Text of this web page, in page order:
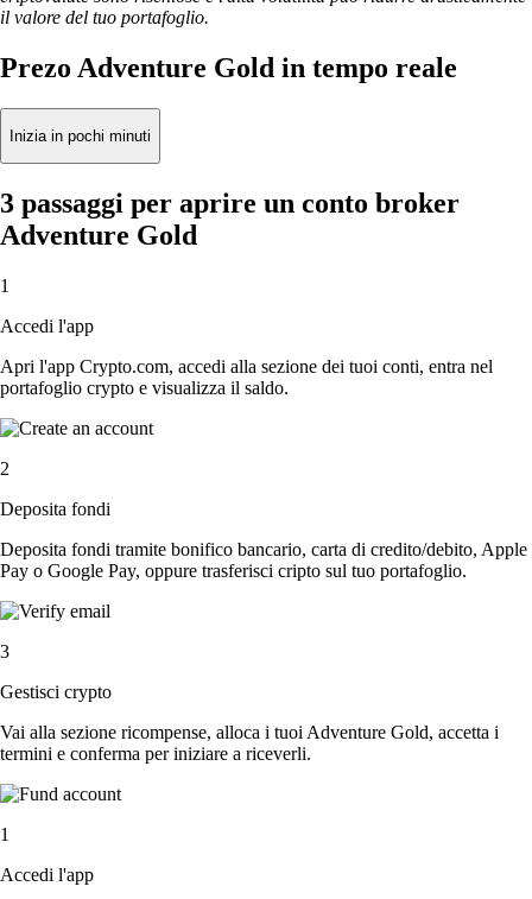
il valore del tuo portafoglio.
Prezo Adventure Gold in tempo reale
Inizia in pochi minuti
3 passaggi per aprire un conto broker
Adventure Gold
1
Accedi l'app
Apri l'app Crypto.com, accedi alla sezione dei tuoi conti, entra nel
portafoglio crypto e visualizza il saldo.
2
Deposita fondi
Deposita fondi tramite bonifico bancario, carta di credito/debito, Apple
Pay o Google Pay, oppure trasferisci cripto sul tuo portafoglio.
3
Gestisci crypto
Vai alla sezione ricompense, alloca i tuoi Adventure Gold, accetta i
termini e conferma per iniziare a riceverli.
1
Accedi l'app